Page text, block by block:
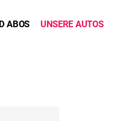
ABOS UNSERE AUTOS